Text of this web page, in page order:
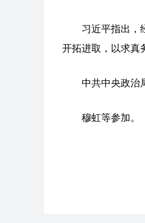
习近平指出，
开拓进取，以求真
中共中央政治
穆虹等参加。